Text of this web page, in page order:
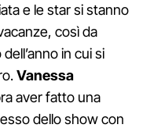
e le star si stanno
così da
in cui si
Vanessa
aver fatto una
dello show con